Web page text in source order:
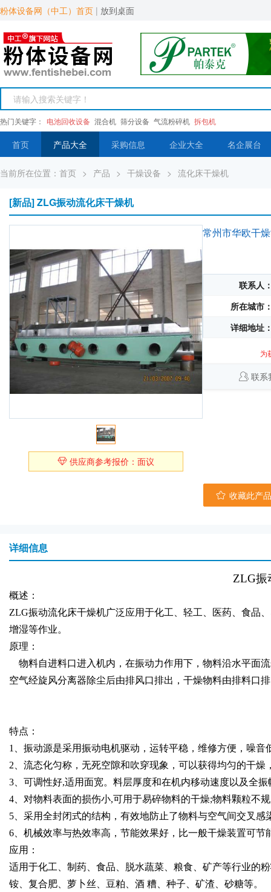
粉体设备网（中工）首页 | 放到桌面
热门关键字： 电池回收设备 混合机 筛分设备 气流粉碎机 拆包机
首页 产品大全 采购信息 企业大全 名企展台
当前所在位置： 首页 > 产品 > 干燥设备 > 流化床干燥机
[新品] ZLG振动流化床干燥机
供应商参考报价：面议
常州市华欧干
联系人
所在城市
详细地址
为
联系
收藏此产品
详细信息
ZLG振
概述：
ZLG振动流化床干燥机广泛应用于化工、轻工、医药、食品
增湿等作业。
原理：
物料自进料口进入机内，在振动力作用下，物料沿水平面
空气经旋风分离器除尘后由排风口排出，干燥物料由排料口
特点：
1
、振动源是采用振动电机驱动，运转平稳，维修方便，噪音
2 、流态化匀称，无死空隙和吹穿现象，可以获得均匀的干燥
3 、可调性好,适用面宽。料层厚度和在机内移动速度以及全
4 、对物料表面的损伤小,可用于易碎物料的干燥;物料颗粒不
5 、采用全封闭式的结构，有效地防止了物料与空气间交叉感
6 、机械效率与热效率高，节能效果好，比一般干燥装置可节
应用：
适用于化工、制药、食品、脱水蔬菜、粮食、矿产等行业的
铵、复合肥、萝卜丝、豆粕、酒 糟、种子、矿渣、砂糖等。